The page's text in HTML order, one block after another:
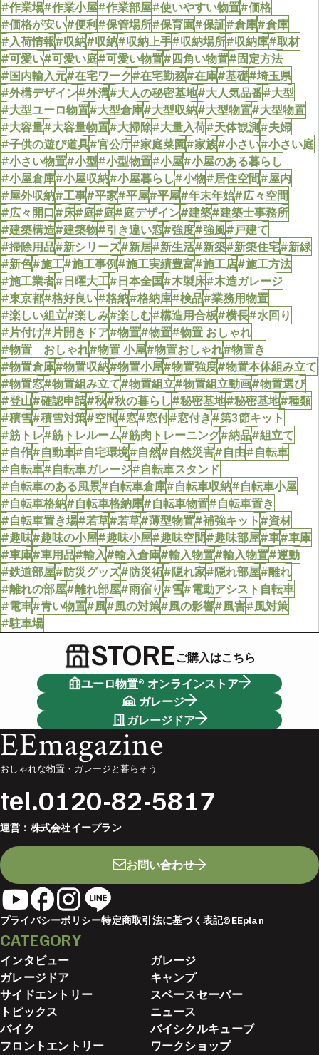
#作業場#作業小屋#作業部屋#使いやすい物置#価格
#価格が安い#便利#保管場所#保育園#保証#倉庫#倉庫
#入荷情報#収納#収納#収納上手#収納場所#収納庫#取材
#可愛い#可愛い庭#可愛い物置#四角い物置#固定方法
#国内輸入元#在宅ワーク#在宅勤務#在庫#基礎#埼玉県
#外構デザイン#外溝#大人の秘密基地#大人気品番#大型
#大型ユーロ物置#大型倉庫#大型収納#大型物置#大型物置
#大容量#大容量物置#大掃除#大量入荷#天体観測#夫婦
#子供の遊び道具#官公庁#家庭菜園#家族#小さい#小さい庭
#小さい物置#小型#小型物置#小屋#小屋のある暮らし
#小屋倉庫#小屋収納#小屋暮らし#小物#居住空間#屋内
#屋外収納#工事#平家#平屋#平屋#年末年始#広々空間
#広々開口#床#庭#庭#庭デザイン#建築#建築士事務所
#建築構造#建築物#引き違い窓#強度#強風#戸建て
#掃除用品#新シリーズ#新居#新生活#新築#新築住宅#新緑
#新色#施工#施工事例#施工実績豊富#施工店#施工方法
#施工業者#日曜大工#日本全国#木製床#木造ガレージ
#東京都#格好良い#格納#格納庫#検品#業務用物置
#楽しい組立#楽しみ#楽しむ#構造用合板#横長#水回り
#片付け#片開きドア#物置#物置#物置 おしゃれ
#物置 おしゃれ#物置 小屋#物置おしゃれ#物置き
#物置倉庫#物置収納#物置小屋#物置強度#物置本体組み立て
#物置窓#物置組み立て#物置組立#物置組立動画#物置選び
#登山#確認申請#秋#秋の暮らし#秘密基地#秘密基地#種類
#積雪#積雪対策#空間#窓#窓付#窓付き#第3節キット
#筋トレ#筋トレルーム#筋肉トレーニング#納品#組立て
#自作#自動車#自宅環境#自然#自然災害#自由#自転車
#自転車#自転車ガレージ#自転車スタンド
#自転車のある風景#自転車倉庫#自転車収納#自転車小屋
#自転車格納#自転車格納庫#自転車物置#自転車置き
#自転車置き場#若草#若草#薄型物置#補強キット#資材
#趣味#趣味の小屋#趣味小屋#趣味空間#趣味部屋#車#車庫
#車庫#車用品#輸入#輸入倉庫#輸入物置#輸入物置#運動
#鉄道部屋#防災グッズ#防災術#隠れ家#隠れ部屋#離れ
#離れの部屋#離れ部屋#雨宿り#雪#電動アシスト自転車
#電車#青い物置#風#風の対策#風の影響#風害#風対策
#駐車場
STOREご購入はこちら
ユーロ物置® オンラインストア
ガレージ
ガレージドア
EEmagazine
おしゃれな物置・ガレージと暮らそう
tel.0120-82-5817
運営： 株式会社イープラン
お問い合わせ
プライバシーポリシー特定商取引法に基づく表記©EEplan
CATEGORY
インタビュー
ガレージ
ガレージドア
キャンプ
サイドエントリー
スペースセーバー
トピックス
ニュース
バイク
バイシクルキューブ
フロントエントリー
ワークショップ